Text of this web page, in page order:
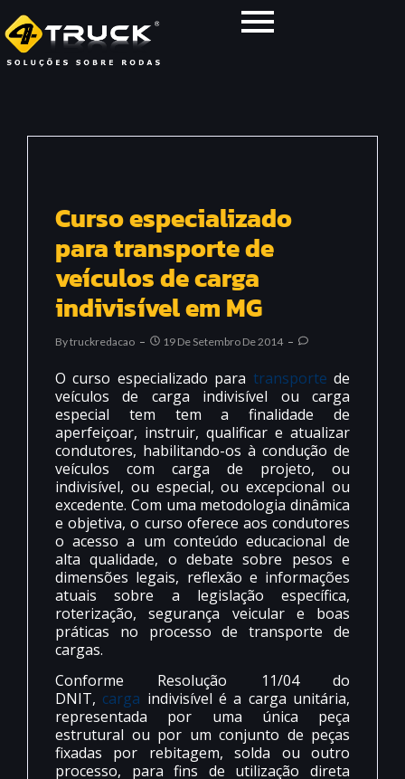
Curso especializado
para transporte de
veículos de carga
indivisível em MG
ByTruckredacao 19 De Setembro De 2014
O curso especializado para transporte de
veículos de carga indivisível ou carga
especial tem tem a finalidade de
aperfeiçoar, instruir, qualificar e atualizar
condutores, habilitando-os à condução de
veículos com carga de projeto, ou
indivisível, ou especial, ou excepcional ou
excedente. Com uma metodologia dinâmica
e objetiva, o curso oferece aos condutores
o acesso a um conteúdo educacional de
alta qualidade, o debate sobre pesos e
dimensões legais, reflexão e informações
atuais sobre a legislação específica,
roterização, segurança veicular e boas
práticas no processo de transporte de
cargas.
Conforme Resolução 11/04 do
DNIT, carga indivisível é a carga unitária,
representada por uma única peça
estrutural ou por um conjunto de peças
fixadas por rebitagem, solda ou outro
processo, para fins de utilização direta